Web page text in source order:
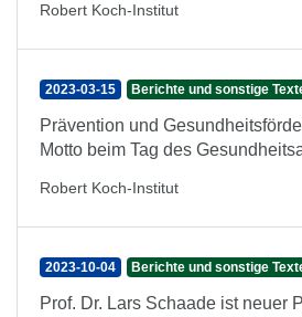
Robert Koch-Institut
2023-03-15 Berichte und sonstige
Prävention und
Motto beim Tag des
Robert Koch-Institut
2023-10-04 Berichte und sonstige
Prof. Dr. Lars Schaade ist neuer